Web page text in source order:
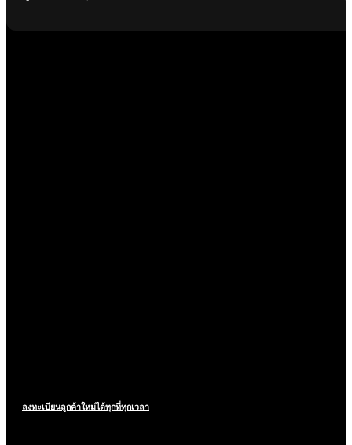
ลงทะเบียนลูกค้าใหม่ได้ทุกที่ทุกเวลา